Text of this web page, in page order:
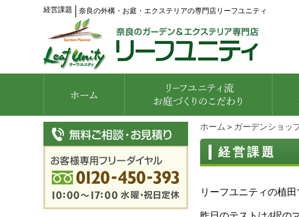
経営課題 奈良の外構・お庭・エクステリアの専門店リーフユニティ
ホーム ＞ ガーデンショッ
経営課題
リーフユニティの植田